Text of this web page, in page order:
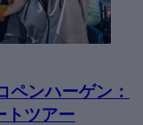
ンハーゲン：
トツアー